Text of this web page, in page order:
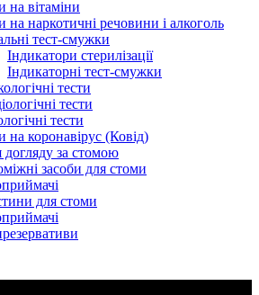
на вітаміни
на наркотичні речовини і алкоголь
тест-смужки
Індикатори стерилізації
Індикаторні тест-смужки
тести
тести
тести
на коронавірус (Ковід)
догляду за стомою
засоби для стоми
для стоми